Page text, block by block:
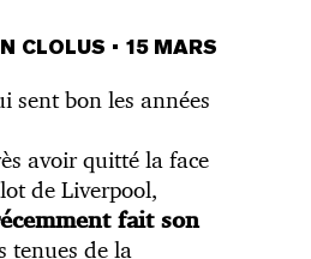
CLOLUS • 15 MARS
sent bon les années
avoir quitté la face
de Liverpool,
fait son
de la